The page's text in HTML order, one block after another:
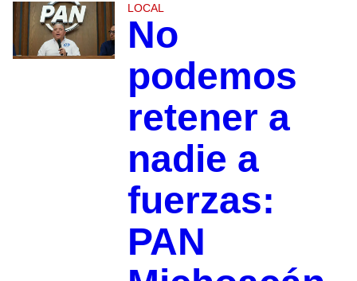
LOCAL
No
podemos
retener a
nadie a
fuerzas:
PAN